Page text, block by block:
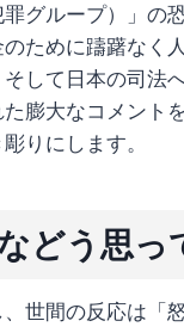
グループ）」の
ために躊躇なく
して日本の司法
膨大なコメント
りにします。
どう思っ
世間の反応は「